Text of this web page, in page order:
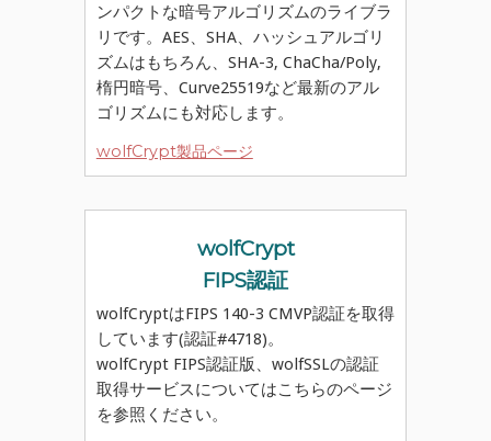
ンパクトな暗号アルゴリズムのライブラ
リです。AES、SHA、ハッシュアルゴリ
ズムはもちろん、SHA-3, ChaCha/Poly,
楕円暗号、Curve25519など最新のアル
ゴリズムにも対応します。
wolfCrypt製品ページ
wolfCrypt
FIPS認証
wolfCryptはFIPS 140-3 CMVP認証を取得
しています(認証#4718)。
wolfCrypt FIPS認証版、wolfSSLの認証
取得サービスについてはこちらのページ
を参照ください。